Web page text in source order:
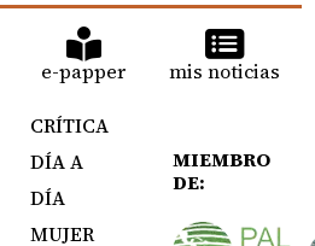
e-papper mis noticias
CRÍTICA
DÍA A
DÍA
MUJER
MIEMBRO
DE: